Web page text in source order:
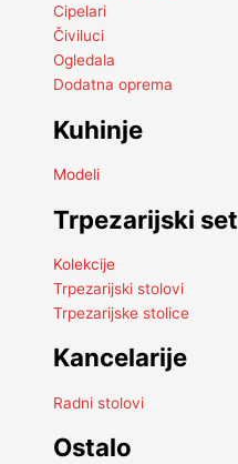
Cipelari
Čiviluci
Ogledala
Dodatna oprema
Kuhinje
Modeli
Trpezarijski set
Kolekcije
Trpezarijski stolovi
Trpezarijske stolice
Kancelarije
Radni stolovi
Ostalo